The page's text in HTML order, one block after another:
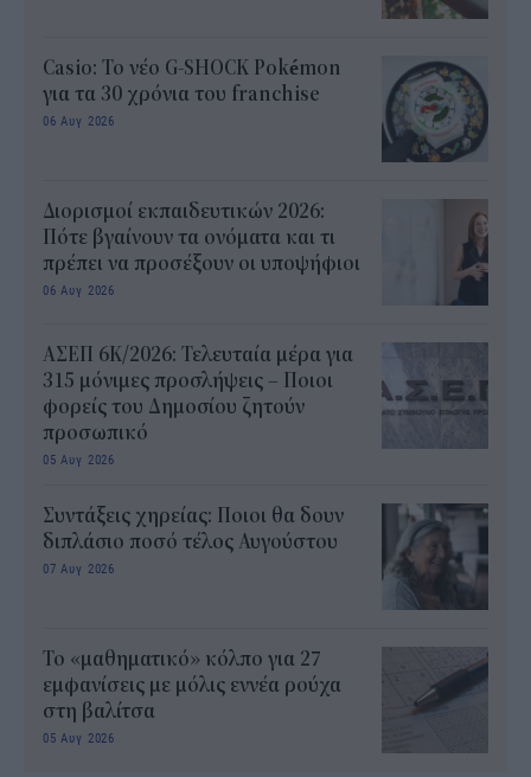
Casio: Το νέο G-SHOCK Pokémon
για τα 30 χρόνια του franchise
06 Αυγ 2026
Διορισμοί εκπαιδευτικών 2026:
Πότε βγαίνουν τα ονόματα και τι
πρέπει να προσέξουν οι υποψήφιοι
06 Αυγ 2026
ΑΣΕΠ 6Κ/2026: Τελευταία μέρα για
315 μόνιμες προσλήψεις – Ποιοι
φορείς του Δημοσίου ζητούν
προσωπικό
05 Αυγ 2026
Συντάξεις χηρείας: Ποιοι θα δουν
διπλάσιο ποσό τέλος Αυγούστου
07 Αυγ 2026
Το «μαθηματικό» κόλπο για 27
εμφανίσεις με μόλις εννέα ρούχα
στη βαλίτσα
05 Αυγ 2026